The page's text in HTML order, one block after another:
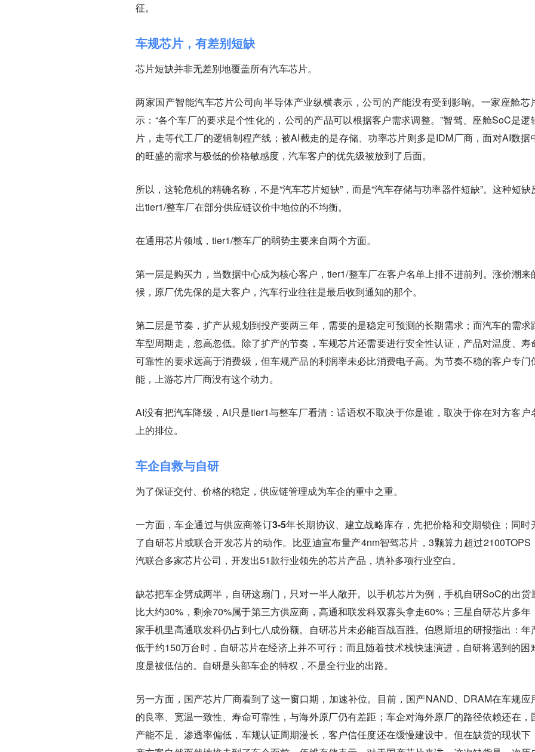
征。
车规芯片，有差别短缺
芯片短缺并非无差别地覆盖所有汽车芯片。
两家国产智能汽车芯片公司向半导体产业纵横表示，公司的产能没有受到影响。一家座舱芯
示：“各个车厂的要求是个性化的，公司的产品可以根据客户需求调整。”智驾、座舱SoC是逻
片，走等代工厂的逻辑制程产线；被AI截走的是存储、功率芯片则多是IDM厂商，面对AI数据
的旺盛的需求与极低的价格敏感度，汽车客户的优先级被放到了后面。
所以，这轮危机的精确名称，不是“汽车芯片短缺”，而是“汽车存储与功率器件短缺”。这种短缺
出tier1/整车厂在部分供应链议价中地位的不均衡。
在通用芯片领域，tier1/整车厂的弱势主要来自两个方面。
第一层是购买力 ，当数据中心成为核心客户，tier1/整车厂在客户名单上排不进前列。涨价潮来
候，原厂优先保的是大客户，汽车行业往往是最后收到通知的那个。
第二层是节奏 ，扩产从规划到投产要两三年，需要的是稳定可预测的长期需求；而汽车的需求
车型周期走，忽高忽低。除了扩产的节奏，车规芯片还需要进行安全性认证，产品对温度、寿
可靠性的要求远高于消费级，但车规产品的利润率未必比消费电子高。为节奏不稳的客户专门
能，上游芯片厂商没有这个动力。
AI没有把汽车降级，AI只是tier1与整车厂看清：话语权不取决于你是谁，取决于你在对方客户
上的排位。
车企自救与自研
为了保证交付、价格的稳定，供应链管理成为车企的重中之重。
一方面，车企通过与供应商签订3-5年长期协议、建立战略库存，先把价格和交期锁住；同时
了自研芯片或联合开发芯片的动作。 比亚迪宣布量产4nm智驾芯片，3颗算力超过2100TOPS
汽联合多家芯片公司，开发出51款行业领先的芯片产品，填补多项行业空白。
缺芯把车企劈成两半，自研这扇门，只对一半人敞开。以手机芯片为例，手机自研SoC的出货
比大约30%，剩余70%属于第三方供应商，高通和联发科双寡头拿走60%；三星自研芯片多年
家手机里高通联发科仍占到七八成份额。自研芯片未必能百战百胜。伯恩斯坦的研报指出：年
低于约150万台时，自研芯片在经济上并不可行；而且随着技术栈快速演进，自研将遇到的困
度是被低估的。自研是头部车企的特权，不是全行业的出路。
另一方面，国产芯片厂商看到了这一窗口期，加速补位。
目前，国产NAND、DRAM在车规应
的良率、宽温一致性、寿命可靠性，与海外原厂仍有差距；车企对海外原厂的路径依赖还在，
产能不足、渗透率偏低，车规认证周期漫长，客户信任度还在缓慢建设中。但在缺货的现状下